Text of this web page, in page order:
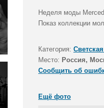
Неделя моды
Показ коллекции
Категория:
Место: Россия,
Сообщить об
Ещё фото